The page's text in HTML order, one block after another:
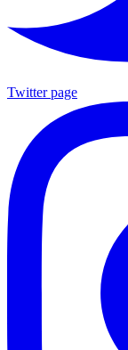
Twitter page